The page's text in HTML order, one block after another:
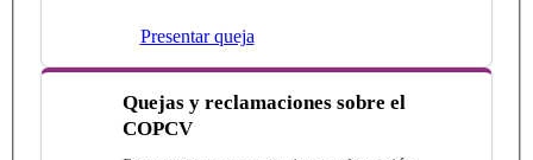
Presentar queja
Quejas y reclamaciones sobre el
COPCV